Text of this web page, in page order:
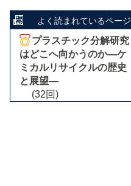
よく読まれているページ
プラスチック分解研究
はどこへ向かうのか―ケ
ミカルリサイクルの歴史
と展望―
(32回)